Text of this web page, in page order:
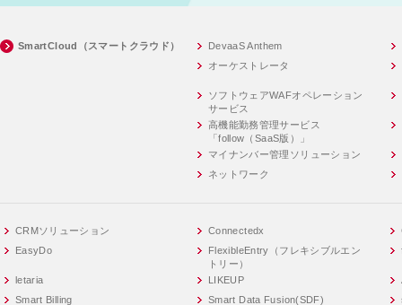
SmartCloud（スマートクラウド） DevaaS Anthem
オーケストレータ
ソフトウェアWAFオペレーション
サービス
高機能勤務管理サービス
「follow（SaaS版）」
マイナンバー管理ソリューション
ネットワーク
CRMソリューション Connectedx
EasyDo
FlexibleEntry（フレキシブルエン
トリー）
letaria LIKEUP
Smart Billing
Smart Data Fusion(SDF)